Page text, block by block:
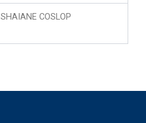
SHAIANE COSLOP